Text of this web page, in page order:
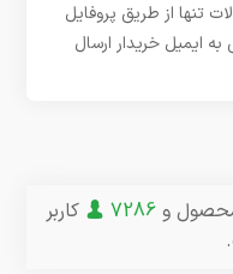
تنها از طریق پروفایل
ایمیل خریدار ارسال
و 7286
کاربر